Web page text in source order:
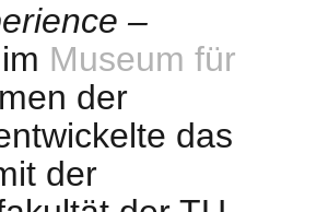
–
im Museum für
der
das
der